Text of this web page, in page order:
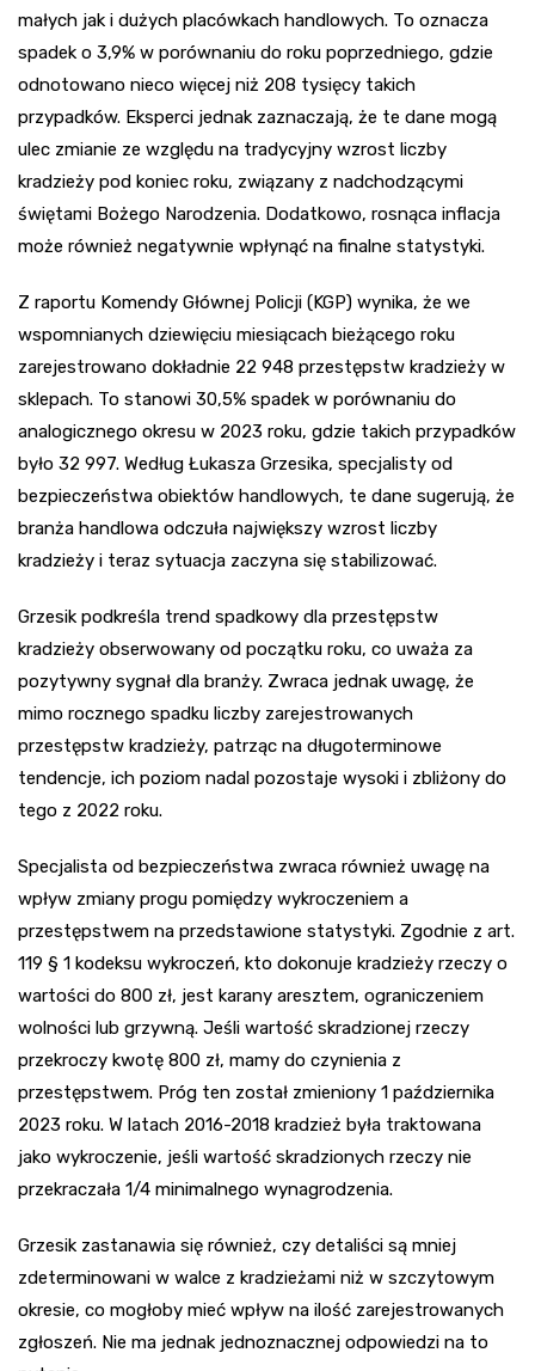
małych jak i dużych placówkach handlowych. To oznacza
spadek o 3,9% w porównaniu do roku poprzedniego, gdzie
odnotowano nieco więcej niż 208 tysięcy takich
przypadków. Eksperci jednak zaznaczają, że te dane mogą
ulec zmianie ze względu na tradycyjny wzrost liczby
kradzieży pod koniec roku, związany z nadchodzącymi
świętami Bożego Narodzenia. Dodatkowo, rosnąca inflacja
może również negatywnie wpłynąć na finalne statystyki.
Z raportu Komendy Głównej Policji (KGP) wynika, że we
wspomnianych dziewięciu miesiącach bieżącego roku
zarejestrowano dokładnie 22 948 przestępstw kradzieży w
sklepach. To stanowi 30,5% spadek w porównaniu do
analogicznego okresu w 2023 roku, gdzie takich przypadków
było 32 997. Według Łukasza Grzesika, specjalisty od
bezpieczeństwa obiektów handlowych, te dane sugerują, że
branża handlowa odczuła największy wzrost liczby
kradzieży i teraz sytuacja zaczyna się stabilizować.
Grzesik podkreśla trend spadkowy dla przestępstw
kradzieży obserwowany od początku roku, co uważa za
pozytywny sygnał dla branży. Zwraca jednak uwagę, że
mimo rocznego spadku liczby zarejestrowanych
przestępstw kradzieży, patrząc na długoterminowe
tendencje, ich poziom nadal pozostaje wysoki i zbliżony do
tego z 2022 roku.
Specjalista od bezpieczeństwa zwraca również uwagę na
wpływ zmiany progu pomiędzy wykroczeniem a
przestępstwem na przedstawione statystyki. Zgodnie z art.
119 § 1 kodeksu wykroczeń, kto dokonuje kradzieży rzeczy o
wartości do 800 zł, jest karany aresztem, ograniczeniem
wolności lub grzywną. Jeśli wartość skradzionej rzeczy
przekroczy kwotę 800 zł, mamy do czynienia z
przestępstwem. Próg ten został zmieniony 1 października
2023 roku. W latach 2016-2018 kradzież była traktowana
jako wykroczenie, jeśli wartość skradzionych rzeczy nie
przekraczała 1/4 minimalnego wynagrodzenia.
Grzesik zastanawia się również, czy detaliści są mniej
zdeterminowani w walce z kradzieżami niż w szczytowym
okresie, co mogłoby mieć wpływ na ilość zarejestrowanych
zgłoszeń. Nie ma jednak jednoznacznej odpowiedzi na to